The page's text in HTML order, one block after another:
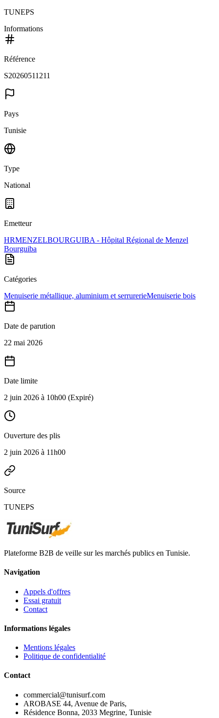
TUNEPS
Informations
Référence
S20260511211
Pays
Tunisie
Type
National
Emetteur
HRMENZELBOURGUIBA - Hôpital Régional de Menzel
Bourguiba
Catégories
Menuiserie métallique, aluminium et serrurerieMenuiserie bois
Date de parution
22 mai 2026
Date limite
2 juin 2026 à 10h00 (Expiré)
Ouverture des plis
2 juin 2026 à 11h00
Source
TUNEPS
Plateforme B2B de veille sur les marchés publics en Tunisie.
Navigation
Appels d'offres
Essai gratuit
Contact
Informations légales
Mentions légales
Politique de confidentialité
Contact
commercial@tunisurf.com
AROBASE 44, Avenue de Paris,
Résidence Bonna, 2033 Megrine, Tunisie